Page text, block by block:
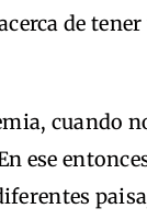
de
cuando
ese